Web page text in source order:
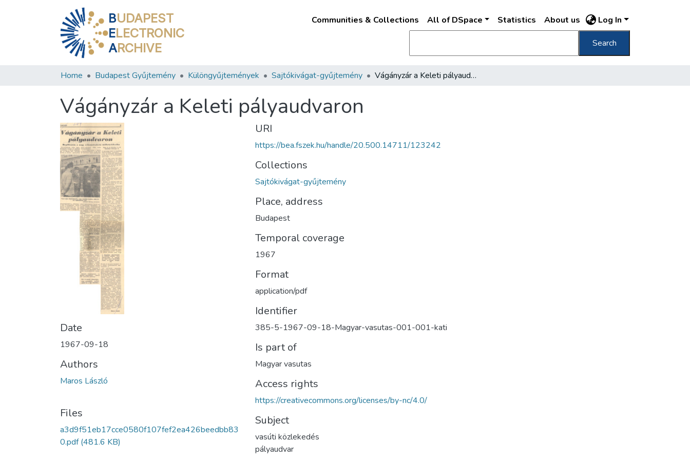
BUDAPEST
ELECTRONIC
ARCHIVE
Communities & Collections All of DSpace Statistics About us Log In
Search
Home Budapest Gyűjtemény Különgyűjtemények Sajtókivágat-gyűjtemény Vágányzár a Keleti pályaudvaron
Vágányzár a Keleti pályaudvaron
Date
1967-09-18
Authors
Maros László
Files
a3d9f51eb17cce0580f107fef2ea426beedbb83
0.pdf(481.6 KB)
URI
https://bea.fszek.hu/handle/20.500.14711/123242
Collections
Sajtókivágat-gyűjtemény
Place, address
Budapest
Temporal coverage
1967
Format
application/pdf
Identifier
385-5-1967-09-18-Magyar-vasutas-001-001-kati
Is part of
Magyar vasutas
Access rights
https://creativecommons.org/licenses/by-nc/4.0/
Subject
vasúti közlekedés
pályaudvar